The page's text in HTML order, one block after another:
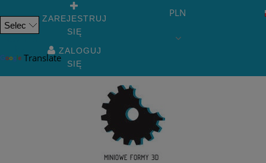
Translate
ZAREJESTRUJ
SIĘ
ZALOGUJ
SIĘ
PLN